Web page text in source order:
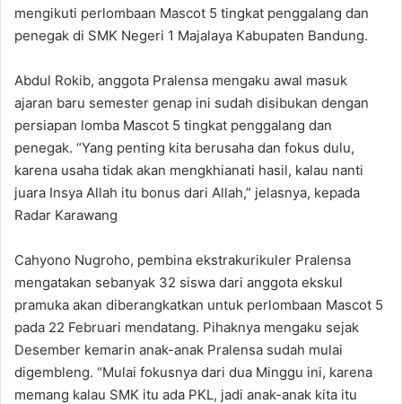
mengikuti perlombaan Mascot 5 tingkat penggalang dan
penegak di SMK Negeri 1 Majalaya Kabupaten Bandung.
Abdul Rokib, anggota Pralensa mengaku awal masuk
ajaran baru semester genap ini sudah disibukan dengan
persiapan lomba Mascot 5 tingkat penggalang dan
penegak. “Yang penting kita berusaha dan fokus dulu,
karena usaha tidak akan mengkhianati hasil, kalau nanti
juara Insya Allah itu bonus dari Allah,” jelasnya, kepada
Radar Karawang
Cahyono Nugroho, pembina ekstrakurikuler Pralensa
mengatakan sebanyak 32 siswa dari anggota ekskul
pramuka akan diberangkatkan untuk perlombaan Mascot 5
pada 22 Februari mendatang. Pihaknya mengaku sejak
Desember kemarin anak-anak Pralensa sudah mulai
digembleng. “Mulai fokusnya dari dua Minggu ini, karena
memang kalau SMK itu ada PKL, jadi anak-anak kita itu